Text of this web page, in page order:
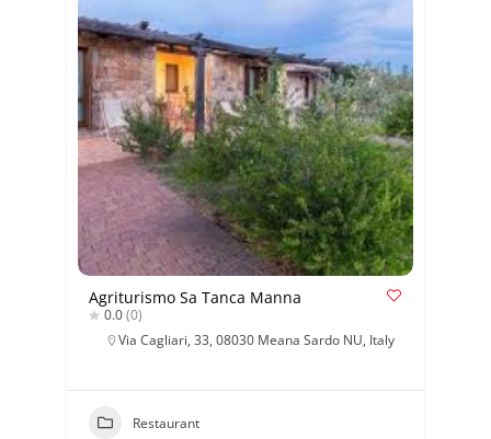
Agriturismo Sa Tanca Manna
0.0(0)
Via Cagliari, 33, 08030 Meana Sardo NU, Italy
Restaurant